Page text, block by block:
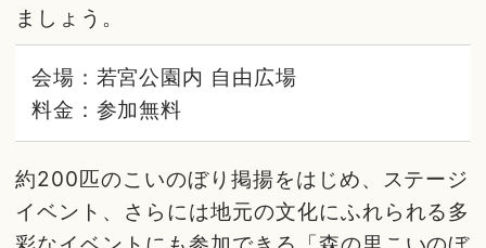
ましょう。
会場：若宮公園内 自由広場
料金：参加無料
約200匹のこいのぼり掲揚をはじめ、ステージ
イベント、さらには地元の文化にふれられる多